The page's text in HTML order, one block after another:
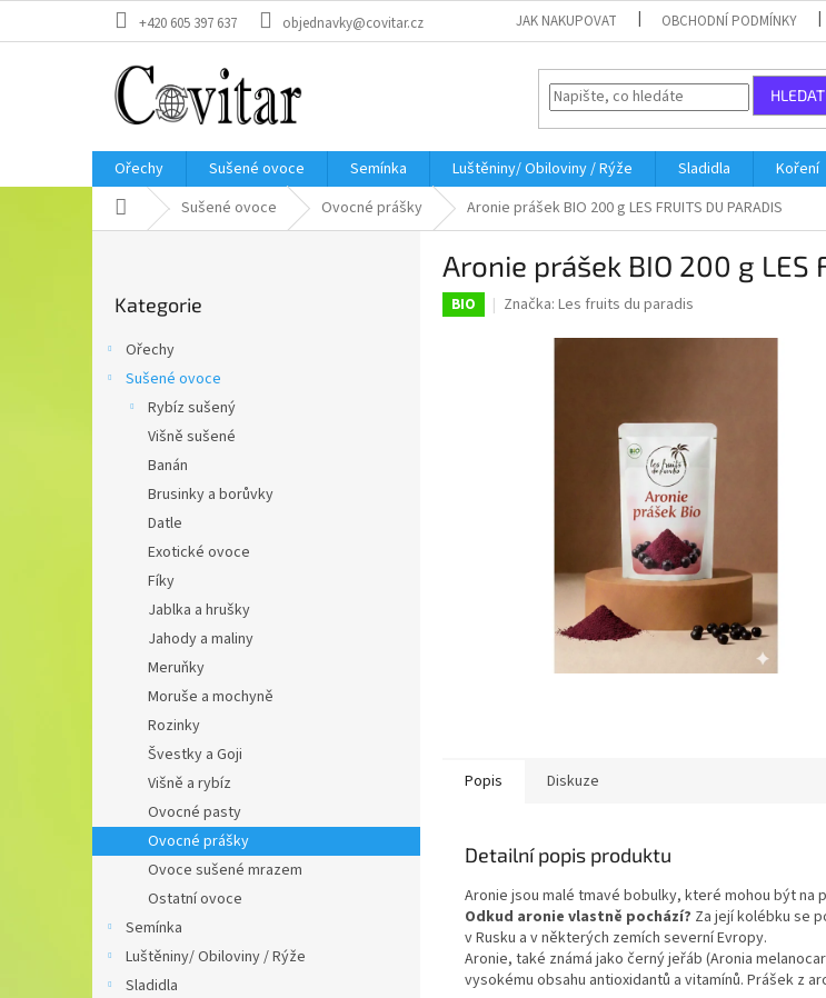
+420 605 397 637 objednavky@covitar.cz JAK NAKUPOVAT OBCHODNÍ PODMÍNKY
HLEDAT
Ořechy Sušené ovoce Semínka Luštěniny/ Obiloviny / Rýže Sladidla Koření
Domů Sušené ovoce Ovocné prášky Aronie prášek BIO 200 g LES FRUITS DU PARADIS
kategorie
Kategorie
Ořechy
Sušené ovoce
Rybíz sušený
Višně sušené
Banán
Brusinky a borůvky
Datle
Exotické ovoce
Fíky
Jablka a hrušky
Jahody a maliny
Meruňky
Moruše a mochyně
Rozinky
Švestky a Goji
Višně a rybíz
Ovocné pasty
Ovocné prášky
Ovoce sušené mrazem
Ostatní ovoce
Semínka
Luštěniny/ Obiloviny / Rýže
Sladidla
Aronie prášek BIO 200 g LES
BIO Značka: Les fruits du paradis
Popis Diskuze
Detailní popis produktu
Aronie jsou malé tmavé bobulky, které mohou být na
Odkud aronie vlastně pochází? Za její kolébku se
v Rusku a v některých zemích severní Evropy.
Aronie, také známá jako černý jeřáb (Aronia
vysokému obsahu antioxidantů a vitamínů. Prášek z